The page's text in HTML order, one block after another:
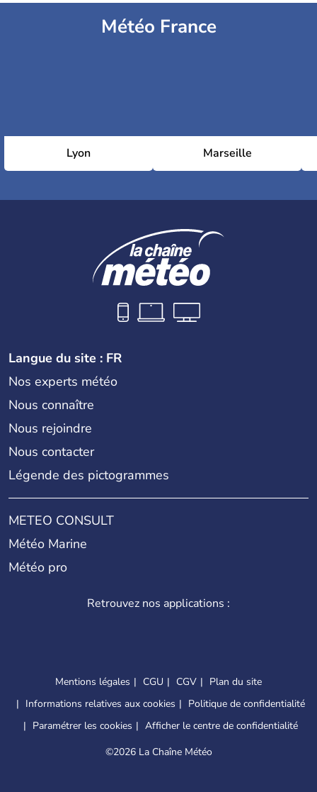
Météo France
Lyon Marseille
Langue du site : FR
Nos experts météo
Nous connaître
Nous rejoindre
Nous contacter
Légende des pictogrammes
METEO CONSULT
Météo Marine
Météo pro
Retrouvez nos applications :
Mentions légales CGU CGV
Plan du site
Informations relatives aux cookies
Politique de confidentialité
Paramétrer les cookies
Afficher le centre de confidentialité
©2026 La Chaîne Météo